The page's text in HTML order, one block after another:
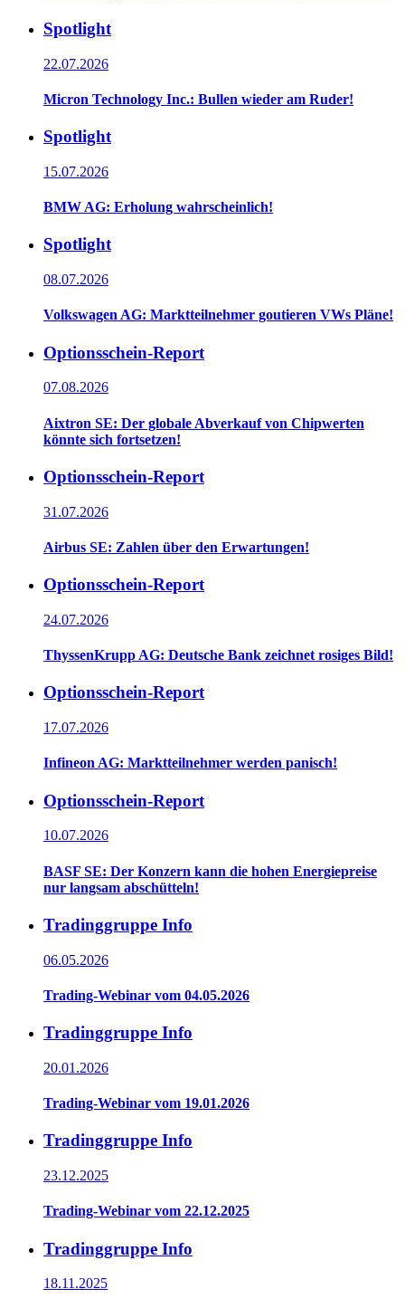
Spotlight
22.07.2026
Micron Technology Inc.: Bullen wieder am Ruder!
Spotlight
15.07.2026
BMW AG: Erholung wahrscheinlich!
Spotlight
08.07.2026
Volkswagen AG: Marktteilnehmer goutieren VWs Pläne!
Optionsschein-Report
07.08.2026
Aixtron SE: Der globale Abverkauf von Chipwerten
könnte sich fortsetzen!
Optionsschein-Report
31.07.2026
Airbus SE: Zahlen über den Erwartungen!
Optionsschein-Report
24.07.2026
ThyssenKrupp AG: Deutsche Bank zeichnet rosiges Bild!
Optionsschein-Report
17.07.2026
Infineon AG: Marktteilnehmer werden panisch!
Optionsschein-Report
10.07.2026
BASF SE: Der Konzern kann die hohen Energiepreise
nur langsam abschütteln!
Tradinggruppe Info
06.05.2026
Trading-Webinar vom 04.05.2026
Tradinggruppe Info
20.01.2026
Trading-Webinar vom 19.01.2026
Tradinggruppe Info
23.12.2025
Trading-Webinar vom 22.12.2025
Tradinggruppe Info
18.11.2025